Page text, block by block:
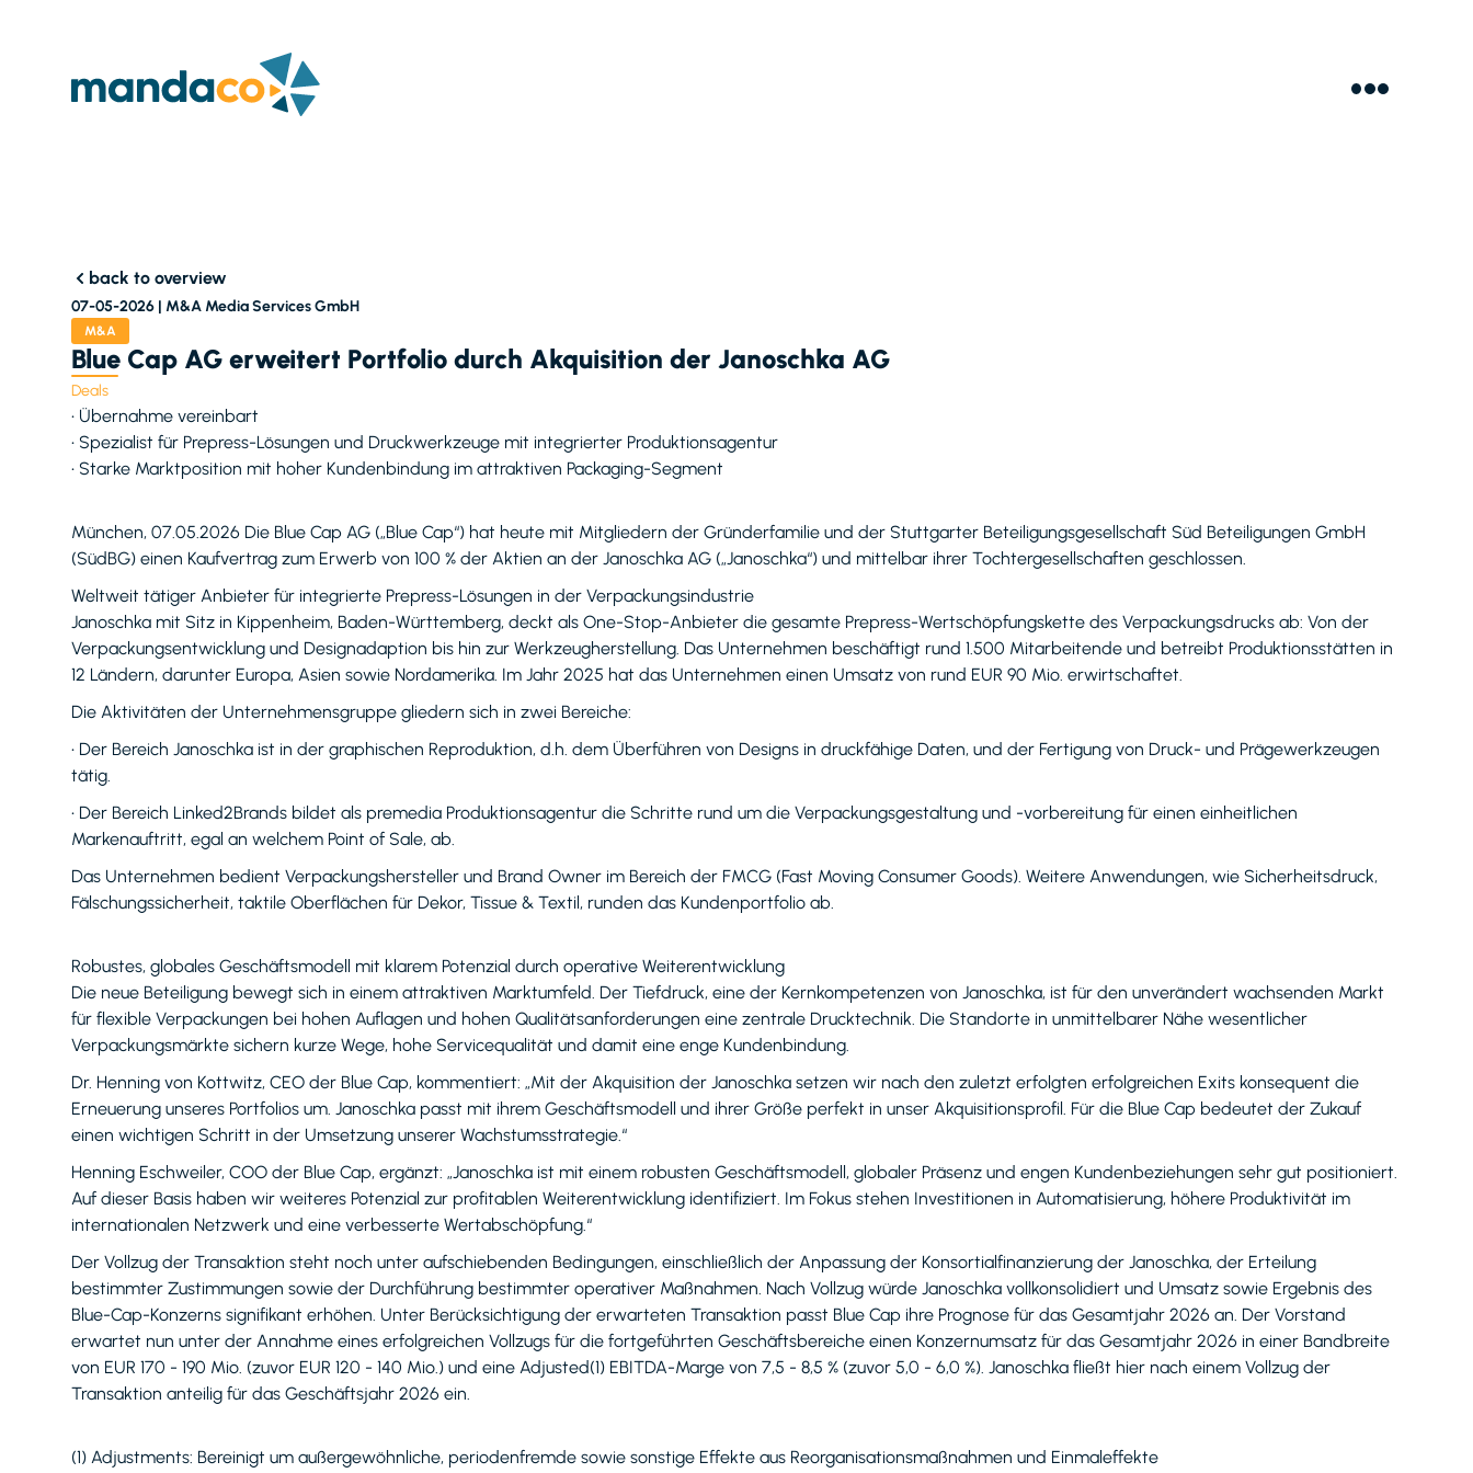
back to overview
07-05-2026 | M&A Media Services GmbH
M&A
Blue Cap AG erweitert Portfolio durch Akquisition der Janoschka AG
Deals
• Übernahme vereinbart
• Spezialist für Prepress-Lösungen und Druckwerkzeuge mit integrierter Produktionsagentur
• Starke Marktposition mit hoher Kundenbindung im attraktiven Packaging-Segment
München, 07.05.2026 Die Blue Cap AG („Blue Cap“) hat heute mit Mitgliedern der Gründerfamilie und der Stuttgarter Beteiligungsgesellschaft Süd Beteiligungen GmbH
(SüdBG) einen Kaufvertrag zum Erwerb von 100 % der Aktien an der Janoschka AG („Janoschka“) und mittelbar ihrer Tochtergesellschaften geschlossen.
Weltweit tätiger Anbieter für integrierte Prepress-Lösungen in der Verpackungsindustrie
Janoschka mit Sitz in Kippenheim, Baden-Württemberg, deckt als One-Stop-Anbieter die gesamte Prepress-Wertschöpfungskette des Verpackungsdrucks ab: Von der
Verpackungsentwicklung und Designadaption bis hin zur Werkzeugherstellung. Das Unternehmen beschäftigt rund 1.500 Mitarbeitende und betreibt Produktionsstätten in
12 Ländern, darunter Europa, Asien sowie Nordamerika. Im Jahr 2025 hat das Unternehmen einen Umsatz von rund EUR 90 Mio. erwirtschaftet.
Die Aktivitäten der Unternehmensgruppe gliedern sich in zwei Bereiche:
• Der Bereich Janoschka ist in der graphischen Reproduktion, d.h. dem Überführen von Designs in druckfähige Daten, und der Fertigung von Druck- und Prägewerkzeugen
tätig.
• Der Bereich Linked2Brands bildet als premedia Produktionsagentur die Schritte rund um die Verpackungsgestaltung und -vorbereitung für einen einheitlichen
Markenauftritt, egal an welchem Point of Sale, ab.
Das Unternehmen bedient Verpackungshersteller und Brand Owner im Bereich der FMCG (Fast Moving Consumer Goods). Weitere Anwendungen, wie Sicherheitsdruck,
Fälschungssicherheit, taktile Oberflächen für Dekor, Tissue & Textil, runden das Kundenportfolio ab.
Robustes, globales Geschäftsmodell mit klarem Potenzial durch operative Weiterentwicklung
Die neue Beteiligung bewegt sich in einem attraktiven Marktumfeld. Der Tiefdruck, eine der Kernkompetenzen von Janoschka, ist für den unverändert wachsenden Markt
für flexible Verpackungen bei hohen Auflagen und hohen Qualitätsanforderungen eine zentrale Drucktechnik. Die Standorte in unmittelbarer Nähe wesentlicher
Verpackungsmärkte sichern kurze Wege, hohe Servicequalität und damit eine enge Kundenbindung.
Dr. Henning von Kottwitz, CEO der Blue Cap, kommentiert: „Mit der Akquisition der Janoschka setzen wir nach den zuletzt erfolgten erfolgreichen Exits konsequent die
Erneuerung unseres Portfolios um. Janoschka passt mit ihrem Geschäftsmodell und ihrer Größe perfekt in unser Akquisitionsprofil. Für die Blue Cap bedeutet der Zukauf
einen wichtigen Schritt in der Umsetzung unserer Wachstumsstrategie.“
Henning Eschweiler, COO der Blue Cap, ergänzt: „Janoschka ist mit einem robusten Geschäftsmodell, globaler Präsenz und engen Kundenbeziehungen sehr gut positioniert.
Auf dieser Basis haben wir weiteres Potenzial zur profitablen Weiterentwicklung identifiziert. Im Fokus stehen Investitionen in Automatisierung, höhere Produktivität im
internationalen Netzwerk und eine verbesserte Wertabschöpfung.“
Der Vollzug der Transaktion steht noch unter aufschiebenden Bedingungen, einschließlich der Anpassung der Konsortialfinanzierung der Janoschka, der Erteilung
bestimmter Zustimmungen sowie der Durchführung bestimmter operativer Maßnahmen. Nach Vollzug würde Janoschka vollkonsolidiert und Umsatz sowie Ergebnis des
Blue-Cap-Konzerns signifikant erhöhen. Unter Berücksichtigung der erwarteten Transaktion passt Blue Cap ihre Prognose für das Gesamtjahr 2026 an. Der Vorstand
erwartet nun unter der Annahme eines erfolgreichen Vollzugs für die fortgeführten Geschäftsbereiche einen Konzernumsatz für das Gesamtjahr 2026 in einer Bandbreite
von EUR 170 - 190 Mio. (zuvor EUR 120 - 140 Mio.) und eine Adjusted(1) EBITDA-Marge von 7,5 - 8,5 % (zuvor 5,0 - 6,0 %). Janoschka fließt hier nach einem Vollzug der
Transaktion anteilig für das Geschäftsjahr 2026 ein.
(1) Adjustments: Bereinigt um außergewöhnliche, periodenfremde sowie sonstige Effekte aus Reorganisationsmaßnahmen und Einmaleffekte